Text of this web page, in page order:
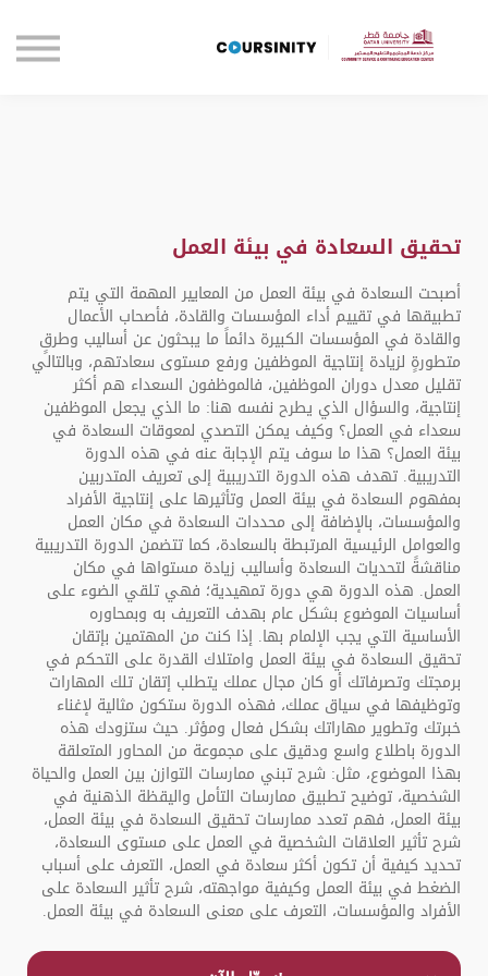
تواصل معنا
تحقيق السعادة في بيئة العمل
أصبحت السعادة في بيئة العمل من المعايير المهمة التي يتم
تطبيقها في تقييم أداء المؤسسات والقادة، فأصحاب الأعمال
والقادة في المؤسسات الكبيرة دائماً ما يبحثون عن أساليب وطرقٍ
متطورةٍ لزيادة إنتاجية الموظفين ورفع مستوى سعادتهم، وبالتالي
تقليل معدل دوران الموظفين، فالموظفون السعداء هم أكثر
إنتاجية، والسؤال الذي يطرح نفسه هنا: ما الذي يجعل الموظفين
سعداء في العمل؟ وكيف يمكن التصدي لمعوقات السعادة في
بيئة العمل؟ هذا ما سوف يتم الإجابة عنه في هذه الدورة
التدريبية. تهدف هذه الدورة التدريبية إلى تعريف المتدربين
بمفهوم السعادة في بيئة العمل وتأثيرها على إنتاجية الأفراد
والمؤسسات، بالإضافة إلى محددات السعادة في مكان العمل
والعوامل الرئيسية المرتبطة بالسعادة، كما تتضمن الدورة التدريبية
مناقشةً لتحديات السعادة وأساليب زيادة مستواها في مكان
العمل. هذه الدورة هي دورة تمهيدية؛ فهي تلقي الضوء على
أساسيات الموضوع بشكل عام بهدف التعريف به وبمحاوره
الأساسية التي يجب الإلمام بها. إذا كنت من المهتمين بإتقان
تحقيق السعادة في بيئة العمل وامتلاك القدرة على التحكم في
برمجتك وتصرفاتك أو كان مجال عملك يتطلب إتقان تلك المهارات
وتوظيفها في سياق عملك، فهذه الدورة ستكون مثالية لإغناء
خبرتك وتطوير مهاراتك بشكل فعال ومؤثر. حيث ستزودك هذه
الدورة باطلاع واسع ودقيق على مجموعة من المحاور المتعلقة
بهذا الموضوع، مثل: شرح تبني ممارسات التوازن بين العمل والحياة
الشخصية، توضيح تطبيق ممارسات التأمل واليقظة الذهنية في
بيئة العمل، فهم تعدد ممارسات تحقيق السعادة في بيئة العمل،
شرح تأثير العلاقات الشخصية في العمل على مستوى السعادة،
تحديد كيفية أن تكون أكثر سعادة في العمل، التعرف على أسباب
الضغط في بيئة العمل وكيفية مواجهته، شرح تأثير السعادة على
الأفراد والمؤسسات، التعرف على معنى السعادة في بيئة العمل.